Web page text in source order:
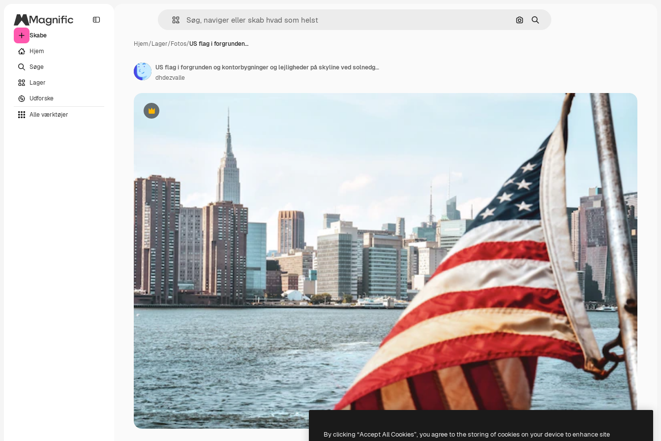
Skabe
Hjem
Søge
Lager
Udforske
Alle værktøjer
Søg efter billede
Søge
Hjem/Lager/Fotos/US flag i forgrunden…
Præmie
US flag i forgrunden og kontorbygninger og lejligheder på skyline ved solnedgang. Ejendom og rejsekoncept. Manhattan, New York City, USA.
dhdezvalle
By clicking “Accept All Cookies”, you agree to the storing of cookies on your device to enhance site